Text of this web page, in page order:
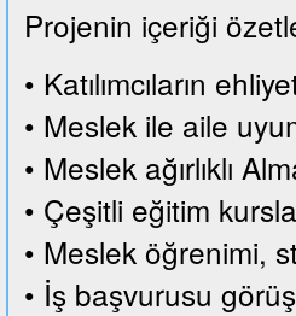
Projenin içeriği
• Katılımcıların
• Meslek ile aile
• Meslek ağırlıklı
• Çeşitli eğitim
• Meslek öğrenimi,
• İş başvurusu